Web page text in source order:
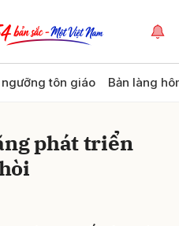
tôn giáo Bản làng
phát triển